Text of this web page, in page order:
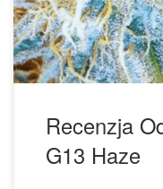
co miało pozostać
Recenzja
G13 Haze